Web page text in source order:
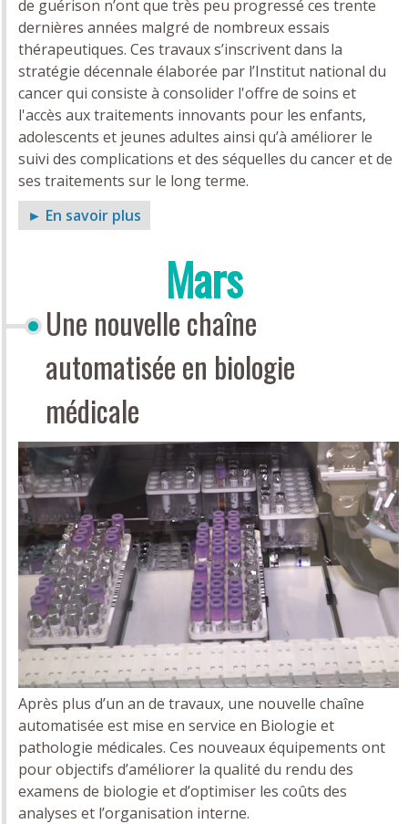
de guérison n’ont que très peu progressé ces trente
dernières années malgré de nombreux essais
thérapeutiques. Ces travaux s’inscrivent dans la
stratégie décennale élaborée par l’Institut national du
cancer qui consiste à consolider l'offre de soins et
l'accès aux traitements innovants pour les enfants,
adolescents et jeunes adultes ainsi qu’à améliorer le
suivi des complications et des séquelles du cancer et de
ses traitements sur le long terme.
► En savoir plus
Mars
Une nouvelle chaîne
automatisée en biologie
médicale
Après plus d’un an de travaux, une nouvelle chaîne
automatisée est mise en service en Biologie et
pathologie médicales. Ces nouveaux équipements ont
pour objectifs d’améliorer la qualité du rendu des
examens de biologie et d’optimiser les coûts des
analyses et l’organisation interne.